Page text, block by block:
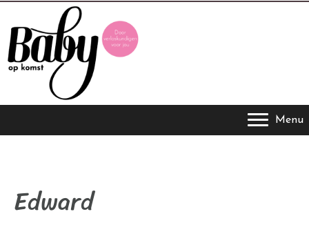
Menu
Edward